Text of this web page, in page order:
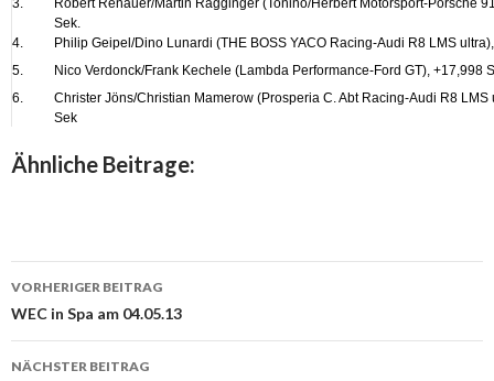
Sek.
4.
Philip Geipel/Dino Lunardi (THE BOSS YACO Racing-Audi R8 LMS
5.
Nico Verdonck/Frank Kechele (Lambda Performance-Ford GT), +17,998
6.
Christer Jöns/Christian Mamerow (Prosperia C. Abt Racing-Audi R8 LMS
Sek
Ähnliche Beitrage:
Beitrags-
Navigation
VORHERIGER BEITRAG
WEC in Spa am 04.05.13
NÄCHSTER BEITRAG